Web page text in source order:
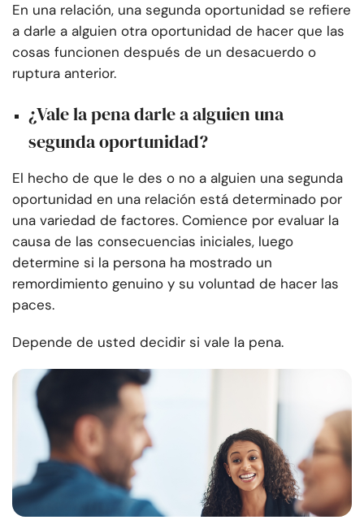
En una relación, una segunda oportunidad se refiere
a darle a alguien otra oportunidad de hacer que las
cosas funcionen después de un desacuerdo o
ruptura anterior.
¿Vale la pena darle a alguien una
segunda oportunidad?
El hecho de que le des o no a alguien una segunda
oportunidad en una relación está determinado por
una variedad de factores. Comience por evaluar la
causa de las consecuencias iniciales, luego
determine si la persona ha mostrado un
remordimiento genuino y su voluntad de hacer las
paces.
Depende de usted decidir si vale la pena.